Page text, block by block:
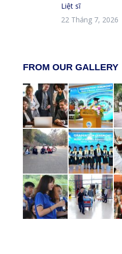
Liệt sĩ
22 Tháng 7, 2026
FROM OUR GALLERY